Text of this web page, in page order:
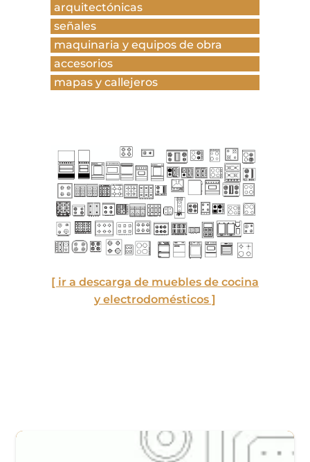
arquitectónicas
señales
maquinaria y equipos de obra
accesorios
mapas y callejeros
[ ir a descarga de muebles de cocina
y electrodomésticos ]